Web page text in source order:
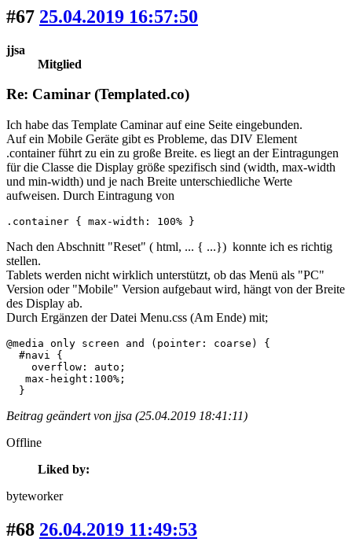
#67 25.04.2019 16:57:50
jjsa
Mitglied
Re: Caminar (Templated.co)
Ich habe das Template Caminar auf eine Seite eingebunden.
Auf ein Mobile Geräte gibt es Probleme, das DIV Element
.container führt zu ein zu große Breite. es liegt an der Eintragungen
für die Classe die Display größe spezifisch sind (width, max-width
und min-width) und je nach Breite unterschiedliche Werte
aufweisen. Durch Eintragung von
.container { max-width: 100% }
Nach den Abschnitt "Reset" ( html, ... { ...}) konnte ich es richtig
stellen.
Tablets werden nicht wirklich unterstützt, ob das Menü als "PC"
Version oder "Mobile" Version aufgebaut wird, hängt von der Breite
des Display ab.
Durch Ergänzen der Datei Menu.css (Am Ende) mit;
@media only screen and (pointer: coarse) {
  #navi {
    overflow: auto;
   max-height:100%;
  }
Beitrag geändert von jjsa (25.04.2019 18:41:11)
Offline
Liked by:
byteworker
#68 26.04.2019 11:49:53